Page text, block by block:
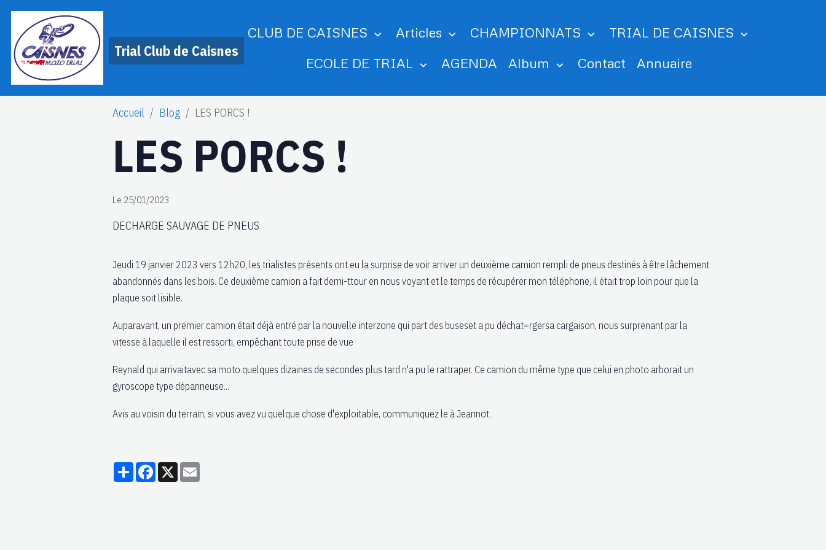
Trial Club de Caisnes
CLUB DE CAISNES Articles CHAMPIONNATS
TRIAL DE CAISNES
ECOLE DE TRIAL
AGENDA Album Contact Annuaire
Accueil Blog LES PORCS !
LES PORCS !
Le 25/01/2023
DECHARGE SAUVAGE DE PNEUS
Jeudi 19 janvier 2023 vers 12h20, les trialistes présents ont eu la surprise de voir arriver un deuxième camion rempli de pneus destinés à être lâchement
abandonnés dans les bois. Ce deuxième camion a fait demi-ttour en nous voyant et le temps de récupérer mon téléphone, il était trop loin pour que la
plaque soit lisible.
Auparavant, un premier camion était déjà entré par la nouvelle interzone qui part des buseset a pu déchat=rgersa cargaison, nous surprenant par la
vitesse à laquelle il est ressorti, empêchant toute prise de vue
Reynald qui arrivaitavec sa moto quelques dizaines de secondes plus tard n'a pu le rattraper. Ce camion du même type que celui en photo arborait un
gyroscope type dépanneuse...
Avis au voisin du terrain, si vous avez vu quelque chose d'exploitable, communiquez le à Jeannot.
PartagerFacebook
X